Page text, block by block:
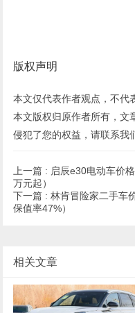
版权声明
本文仅代表作者观点，不代
本文版权归原作者所有，文
侵犯了您的权益，请联系我
上一篇 : 启辰e30电动车价
万元起）
下一篇 : 林肯冒险家二手车
保值率47%）
相关文章